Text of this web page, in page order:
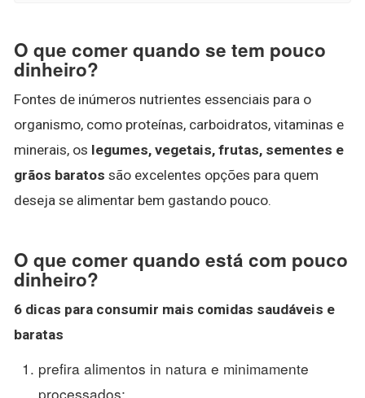
O que comer quando se tem pouco
dinheiro?
Fontes de inúmeros nutrientes essenciais para o
organismo, como proteínas, carboidratos, vitaminas e
minerais, os legumes, vegetais, frutas, sementes e
grãos baratos são excelentes opções para quem
deseja se alimentar bem gastando pouco.
O que comer quando está com pouco
dinheiro?
6 dicas para consumir mais comidas saudáveis e
baratas
prefira alimentos in natura e minimamente
processados;